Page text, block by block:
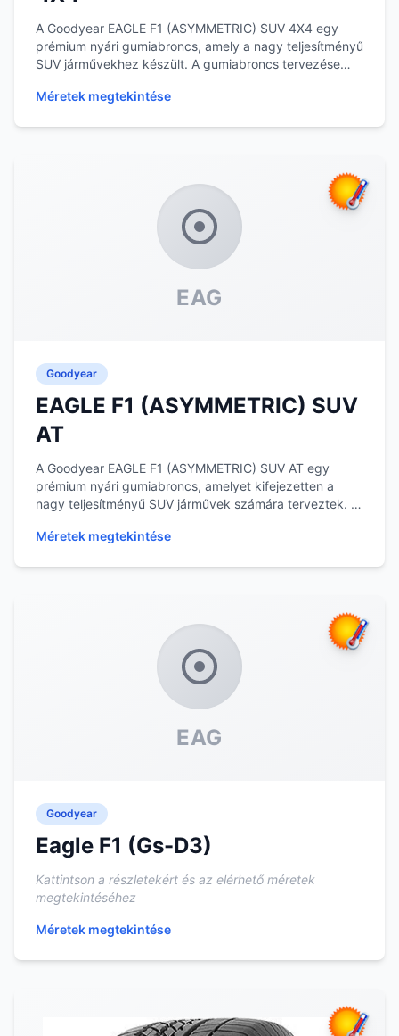
A Goodyear EAGLE F1 (ASYMMETRIC) SUV 4X4 egy
prémium nyári gumiabroncs, amely a nagy teljesítményű
SUV járművekhez készült. A gumiabroncs tervezése
Méretek megtekintése
EAG
Goodyear
EAGLE F1 (ASYMMETRIC) SUV
AT
A Goodyear EAGLE F1 (ASYMMETRIC) SUV AT egy
prémium nyári gumiabroncs, amelyet kifejezetten a
nagy teljesítményű SUV járművek számára terveztek. A
Méretek megtekintése
EAG
Goodyear
Eagle F1 (Gs-D3)
Kattintson a részletekért és az elérhető méretek
megtekintéséhez
Méretek megtekintése